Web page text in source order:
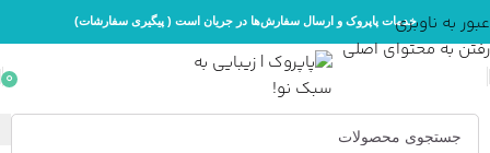
عبور به ناوبری
رفتن به محتوای اصلی
خدمات پاپروک و ارسال سفارش‌ها در جریان است ( پیگیری سفارشات)
0